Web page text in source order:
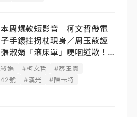
本周爆款短影音｜柯文哲帶電
子手鐶拄拐杖現身／周玉蔻誣
張淑娟「滾床單」哽咽道歉！
蔡玉真開撕爆料
娟 #柯文哲
#蔡玉真
號 #漢光
#陳卡特